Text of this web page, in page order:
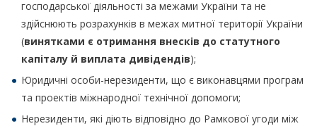
господарської діяльності за межами України та не
здійснюють розрахунків в межах митної території України
(винятками є отримання внесків до статутного
капіталу й виплата дивідендів);
Юридичні особи-нерезиденти, що є виконавцями програм
та проектів міжнародної технічної допомоги;
Нерезиденти, які діють відповідно до Рамкової угоди між